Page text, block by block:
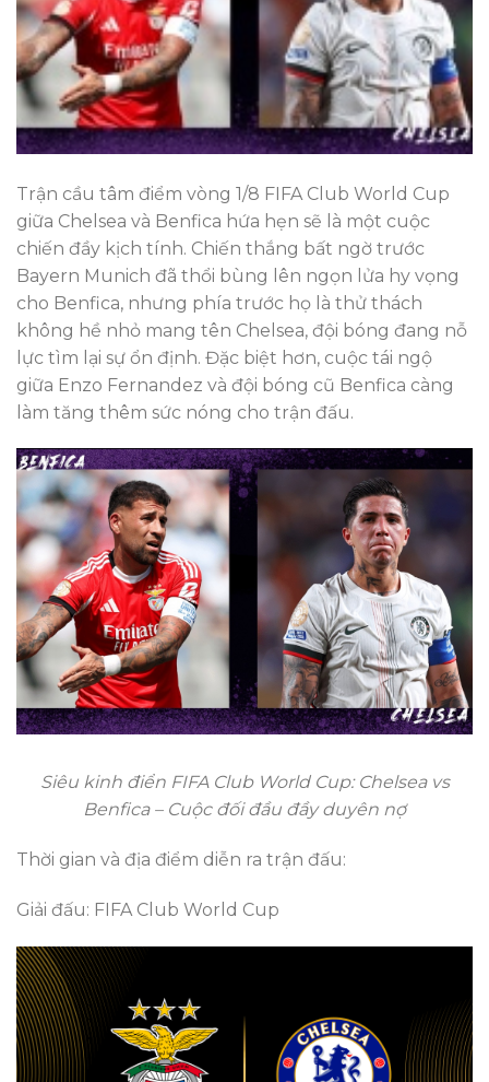
Trận cầu tâm điểm vòng 1/8 FIFA Club World Cup
giữa Chelsea và Benfica hứa hẹn sẽ là một cuộc
chiến đầy kịch tính. Chiến thắng bất ngờ trước
Bayern Munich đã thổi bùng lên ngọn lửa hy vọng
cho Benfica, nhưng phía trước họ là thử thách
không hề nhỏ mang tên Chelsea, đội bóng đang nỗ
lực tìm lại sự ổn định. Đặc biệt hơn, cuộc tái ngộ
giữa Enzo Fernandez và đội bóng cũ Benfica càng
làm tăng thêm sức nóng cho trận đấu.
Siêu kinh điển FIFA Club World Cup: Chelsea vs
Benfica – Cuộc đối đầu đầy duyên nợ
Thời gian và địa điểm diễn ra trận đấu:
Giải đấu: FIFA Club World Cup